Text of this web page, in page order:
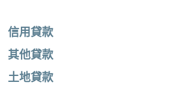
信用貸款
其他貸款
土地貸款